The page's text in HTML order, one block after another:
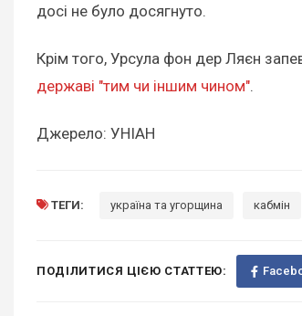
досі не було досягнуто.
Крім того, Урсула фон дер Ляєн
державі "тим чи іншим чином".
Джерело: УНІАН
ТЕГИ: україна та угорщина кабмін
ПОДІЛИТИСЯ ЦІЄЮ СТАТТЕЮ: